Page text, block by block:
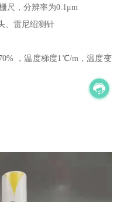
尺，分辨率为0.1μm
、雷尼绍测针
，温度梯度1℃/m，温度变